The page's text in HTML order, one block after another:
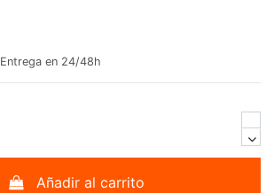
Entrega en 24/48h
Añadir al carrito